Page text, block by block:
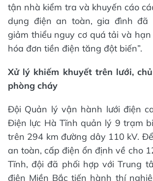
tận nhà kiểm tra và khuyến cáo
dụng điện an toàn, gia đình đã
giảm thiểu nguy cơ quá tải và
hóa đơn tiền điện tăng đột biến”.
Xử lý khiếm khuyết trên lưới,
phòng cháy
Đội Quản lý vận hành lưới điện
Điện lực Hà Tĩnh quản lý 9 trạm
trên 294 km đường dây 110 kV.
an toàn, cấp điện ổn định về cho
Tĩnh, đội đã phối hợp với Trung
điện Miền Bắc tiến hành thí